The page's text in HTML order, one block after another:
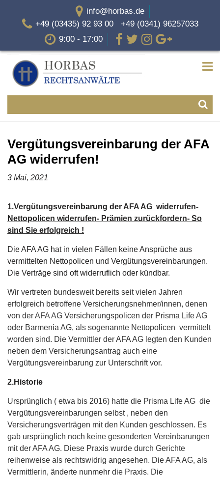
info@horbas.de
+49 (03435) 92 93 00 +49 (0341) 96257033
9:00 - 17:00
Vergütungsvereinbarung der AFA
AG widerrufen!
3 Mai, 2021
1.Vergütungsvereinbarung der AFA AG widerrufen-
Nettopolicen widerrufen- Prämien zurückfordern- So
sind Sie erfolgreich !
Die AFA AG hat in vielen Fällen keine Ansprüche aus
vermittelten Nettopolicen und Vergütungsvereinbarungen.
Die Verträge sind oft widerruflich oder kündbar.
Wir vertreten bundesweit bereits seit vielen Jahren
erfolgreich betroffene Versicherungsnehmer/innen, denen
von der AFA AG Versicherungspolicen der Prisma Life AG
oder Barmenia AG, als sogenannte Nettopolicen vermittelt
worden sind. Die Vermittler der AFA AG legten den Kunden
neben dem Versicherungsantrag auch eine
Vergütungsvereinbarung zur Unterschrift vor.
2.Historie
Ursprünglich ( etwa bis 2016) hatte die Prisma Life AG die
Vergütungsvereinbarungen selbst , neben den
Versicherungsverträgen mit den Kunden geschlossen. Es
gab ursprünglich noch keine gesonderten Vereinbarungen
mit der AFA AG. Diese Praxis wurde durch Gerichte
reihenweise als rechtswidrig angesehen. Die AFA AG, als
Vermittlerin, änderte nunmehr die Praxis. Die